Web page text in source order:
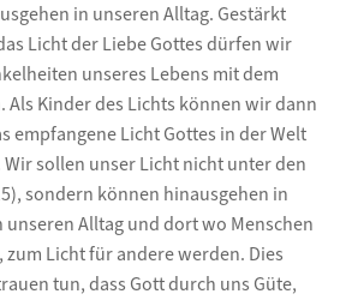
in unseren Alltag. Gestärkt
Licht der Liebe Gottes dürfen wir
unseres Lebens mit dem
Als Kinder des Lichts können wir dann
empfangene Licht Gottes in der Welt
sollen unser Licht nicht unter den
sondern können hinausgehen in
unseren Alltag und dort wo Menschen
Licht für andere werden. Dies
tun, dass Gott durch uns Güte,